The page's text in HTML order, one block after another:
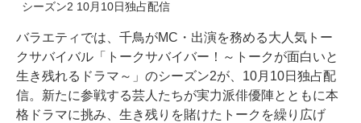
シーズン2 10月10日独占配信
バラエティでは、千鳥がMC・出演を務める大人気トー
クサバイバル「トークサバイバー！～トークが面白いと
生き残れるドラマ～」のシーズン2が、10月10日独占配
信。新たに参戦する芸人たちが実力派俳優陣とともに本
格ドラマに挑み、生き残りを賭けたトークを繰り広げ